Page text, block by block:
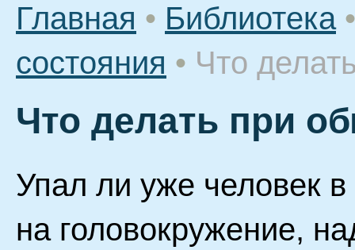
Главная • Библиотека •
состояния • Что
Что делать при
Упал ли уже человек
на головокружение,